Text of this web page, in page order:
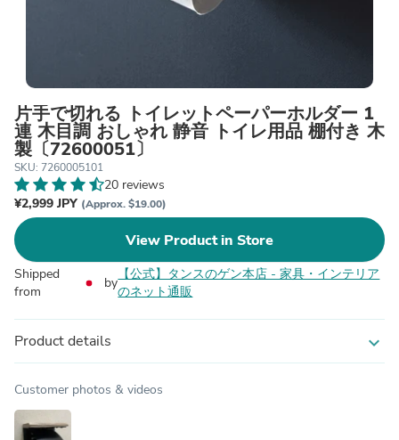
片手で切れる トイレットペーパーホルダー 1
連 木目調 おしゃれ 静音 トイレ用品 棚付き 木
製〔72600051〕
SKU: 7260005101
20 reviews
¥2,999 JPY (Approx. $19.00)
View Product in Store
Shipped
from
by
【公式】タンスのゲン本店 - 家具・インテリア
のネット通販
Product details expand_more
Customer photos & videos